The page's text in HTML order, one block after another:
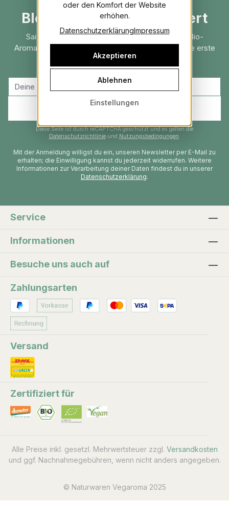
Bleib aromatisch informiert
Saisonale Rezepte, Anwendungstipps aus der Bio-
Aromaküche & Neues zuerst — plus 10 % auf deine erste
Bestellung.
Anmelden & 10 % sichern
Diese Seite ist durch reCAPTCHA geschützt und es gelten die
Datenschutzrichtlinieund Nutzungsbedingungen.
Mit der Anmeldung willigst du ein, unseren Newsletter per E-Mail zu
erhalten; die Einwilligung kannst du jederzeit widerrufen. Weitere
Informationen zur Verarbeitung deiner Daten findest du in unserer
Datenschutzerklärung.
Service
Informationen
Besuche uns auch auf
Zahlungsarten
Versand
Zertifiziert für
Alle Preise inkl. gesetzl. Mehrwertsteuer zzgl. Versandkosten
und ggf. Nachnahmegebühren, wenn nicht anders angegeben.
© Naturwaren Vegaroma 2025
oder den Komfort der Website
erhöhen.
DatenschutzerklärungImpressum
Akzeptieren
Ablehnen
Einstellungen